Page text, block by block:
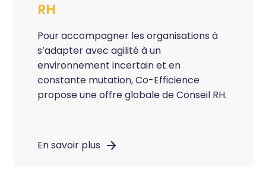
RH
Pour accompagner les organisations à
s’adapter avec agilité à un
environnement incertain et en
constante mutation,Co-Efficience
propose une offre globale de Conseil RH.
En savoir plus